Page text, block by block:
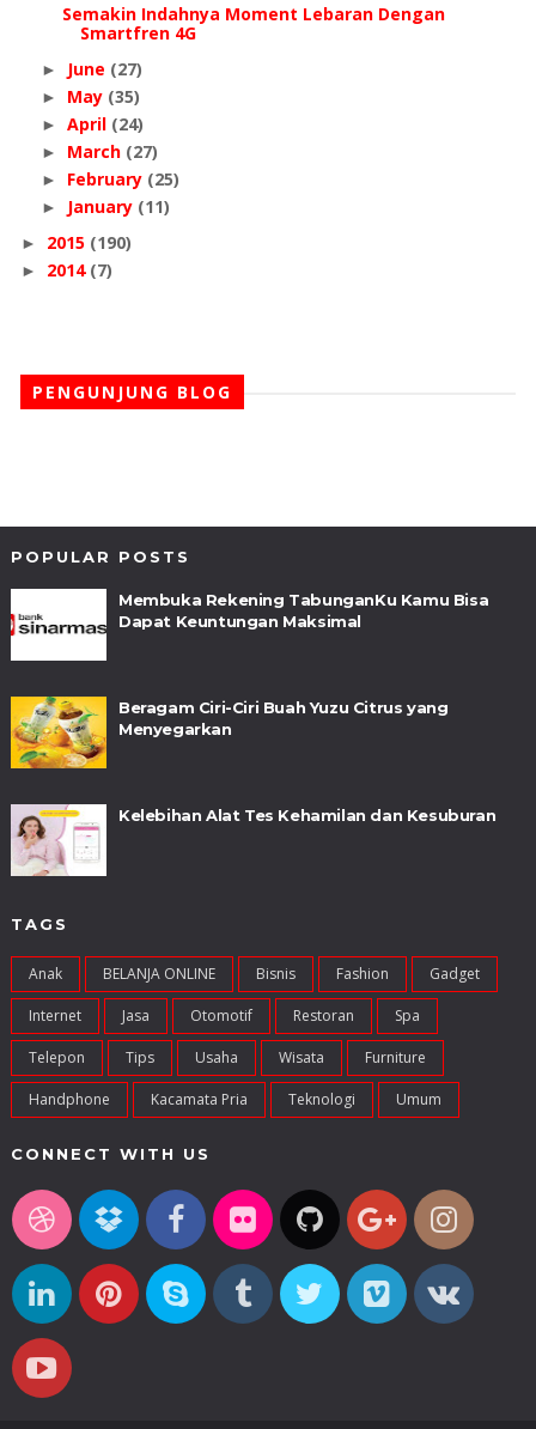
Semakin Indahnya Moment Lebaran Dengan
Smartfren 4G
► June (27)
► May (35)
► April (24)
► March (27)
► February (25)
► January (11)
► 2015 (190)
► 2014 (7)
PENGUNJUNG BLOG
POPULAR POSTS
Membuka Rekening TabunganKu Kamu Bisa
Dapat Keuntungan Maksimal
Beragam Ciri-Ciri Buah Yuzu Citrus yang
Menyegarkan
Kelebihan Alat Tes Kehamilan dan Kesuburan
TAGS
Anak BELANJA ONLINE Bisnis Fashion Gadget
Internet Jasa Otomotif Restoran Spa
Telepon Tips Usaha Wisata Furniture
Handphone Kacamata Pria Teknologi Umum
CONNECT WITH US